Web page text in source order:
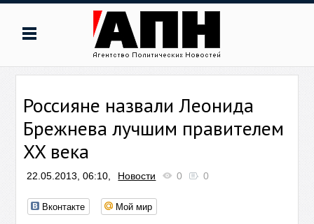
Россияне назвали Леонида
Брежнева лучшим правителем
XX века
22.05.2013, 06:10, Новости 0 0
Вконтакте Мой мир